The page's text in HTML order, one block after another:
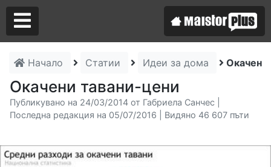
Начало Статии Идеи за дома Окачени
Окачени тавани-цени
Публикувано на 24/03/2014 от Габриела Санчес |
Последна редакция на 05/07/2016 | Видяно 46 607 пъти
Аз съм майстор
Търся майстор